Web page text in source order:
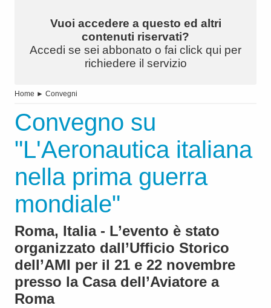
Vuoi accedere a questo ed altri
contenuti riservati?
Accedi se sei abbonato o fai click qui per
richiedere il servizio
Home ► Convegni
Convegno su
"L'Aeronautica italiana
nella prima guerra
mondiale"
Roma, Italia - L’evento è stato
organizzato dall’Ufficio Storico
dell’AMI per il 21 e 22 novembre
presso la Casa dell’Aviatore a
Roma